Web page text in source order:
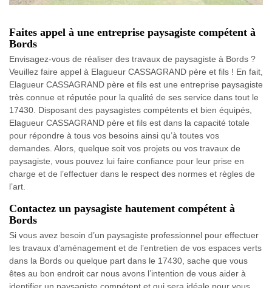
Faites appel à une entreprise paysagiste compétent à
Bords
Envisagez-vous de réaliser des travaux de paysagiste à Bords ?
Veuillez faire appel à Elagueur CASSAGRAND père et fils ! En fait,
Elagueur CASSAGRAND père et fils est une entreprise paysagiste
très connue et réputée pour la qualité de ses service dans tout le
17430. Disposant des paysagistes compétents et bien équipés,
Elagueur CASSAGRAND père et fils est dans la capacité totale
pour répondre à tous vos besoins ainsi qu’à toutes vos
demandes. Alors, quelque soit vos projets ou vos travaux de
paysagiste, vous pouvez lui faire confiance pour leur prise en
charge et de l’effectuer dans le respect des normes et règles de
l’art.
Contactez un paysagiste hautement compétent à
Bords
Si vous avez besoin d’un paysagiste professionnel pour effectuer
les travaux d’aménagement et de l’entretien de vos espaces verts
dans la Bords ou quelque part dans le 17430, sache que vous
êtes au bon endroit car nous avons l’intention de vous aider à
identifier un paysagiste compétent et qui sera idéale pour vous.